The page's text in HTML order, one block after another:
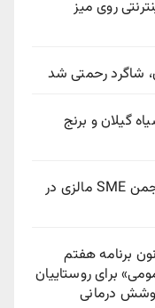
روی میز
شاگرد رحمتی شد
گیلان و برنج
محمدرضا باقری مدیر روابط عمومی انجمن SME مالزی در
برنامه هفتم
برای روستاییان
درمانی